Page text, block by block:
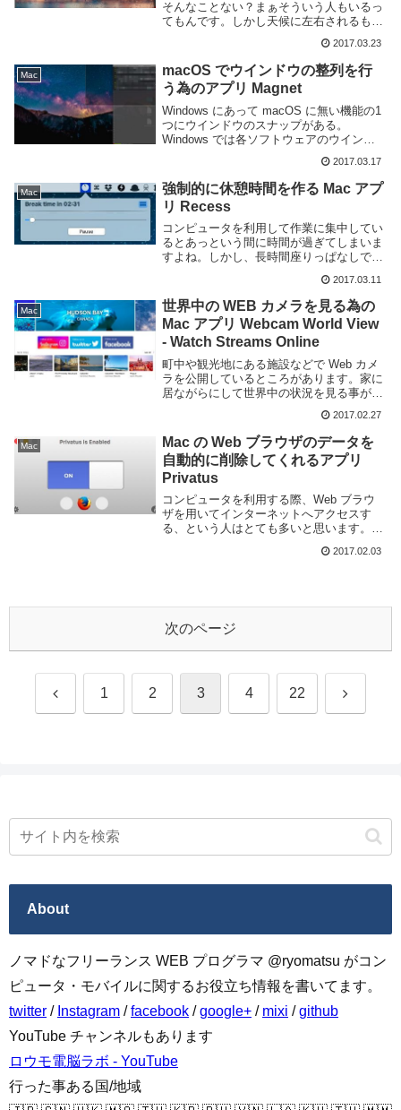
そんなことない？まぁそういう人もいるっ
てもんです。しかし天候に左右されるもの
なので、何時でも聞けるようなものではあ
りませんね。macOS を利用しているので
あれば Mac App Store にある R...
2017.03.23
Mac
macOS でウインドウの整列を行
う為のアプリ Magnet
Windows にあって macOS に無い機能の1
つにウインドウのスナップがある。
Windows では各ソフトウェアのウインド
や画面を4分割した四隅に綺麗に配置する
事が可能だ。複数のウインドウを同時に...
2017.03.17
Mac
強制的に休憩時間を作る Mac アプ
リ Recess
コンピュータを利用して作業に集中してい
るとあっという間に時間が過ぎてしまいま
すよね。しかし、長時間座りっぱなしでコ
のはあまり健康に良くありません。適度な
休憩を入れるべきでしょう。とはいえ集中
しているとな...
2017.03.11
Mac
世界中の WEB カメラを見る為の
Mac アプリ Webcam World View
- Watch Streams Online
町中や観光地にある施設などで Web カメ
ラを公開しているところがあります。家に
居ながらにして世界中の状況を見る事がで
はその Web サイトや Youtube などで公開
していると思いますが、探すのが...
2017.02.27
Mac
Mac の Web ブラウザのデータを
自動的に削除してくれるアプリ
Privatus
コンピュータを利用する際、Web ブラウ
ザを用いてインターネットへアクセスす
る、という人はとても多いと思います。
歴といったデータをコンピュータ内に保存
2017.02.03
次のページ
前 1 2 3 4 22 次
About
ノマドなフリーランス WEB プログラマ @ryomatsu がコン
ピュータ・モバイルに関するお役立ち情報を書いてます。
twitter / Instagram /facebook /google+ / mixi /github
YouTube チャンネルもあります
ロウモ電脳ラボ - YouTube
行った事ある国/地域